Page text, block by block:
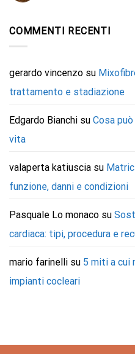
COMMENTI RECENTI
gerardo vincenzo su
trattamento e stadiazione
Edgardo Bianchi su Cosa
vita
valaperta katiuscia su
funzione, danni e condizioni
Pasquale Lo monaco su
cardiaca: tipi, procedura e
mario farinelli su 5 miti a cui
impianti cocleari